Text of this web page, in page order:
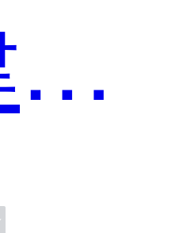
天津小众电子商务中心 内容运营